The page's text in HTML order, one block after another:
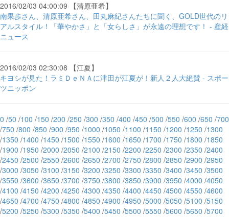
2016/02/03 04:00:09 【清原亜希】
南果歩さん、清原亜希さん、田丸麻紀さんたちに聞く、GOLD世代のリ
アルスタイル！「華やかさ」と「女らしさ」が永遠の理想です！ - 産経
ニュース
2016/02/03 02:30:08 【江夏】
キヨシが見た！ラミＤｅＮＡに津田が江夏が！新人２人大絶賛 - スポー
ツニッポン
0 /50 /100 /150 /200 /250 /300 /350 /400 /450 /500 /550 /600 /650 /700
/750 /800 /850 /900 /950 /1000 /1050 /1100 /1150 /1200 /1250 /1300
/1350 /1400 /1450 /1500 /1550 /1600 /1650 /1700 /1750 /1800 /1850
/1900 /1950 /2000 /2050 /2100 /2150 /2200 /2250 /2300 /2350 /2400
/2450 /2500 /2550 /2600 /2650 /2700 /2750 /2800 /2850 /2900 /2950
/3000 /3050 /3100 /3150 /3200 /3250 /3300 /3350 /3400 /3450 /3500
/3550 /3600 /3650 /3700 /3750 /3800 /3850 /3900 /3950 /4000 /4050
/4100 /4150 /4200 /4250 /4300 /4350 /4400 /4450 /4500 /4550 /4600
/4650 /4700 /4750 /4800 /4850 /4900 /4950 /5000 /5050 /5100 /5150
/5200 /5250 /5300 /5350 /5400 /5450 /5500 /5550 /5600 /5650 /5700